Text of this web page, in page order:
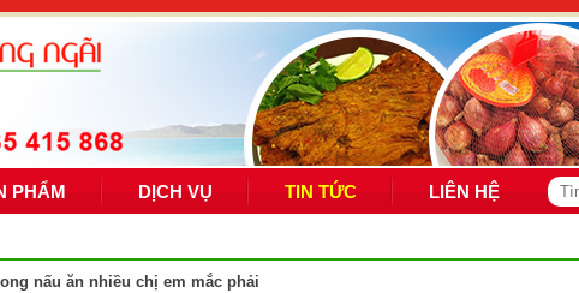
PHẨM DỊCH VỤ TIN TỨC LIÊN HỆ
nấu ăn nhiều chị em mắc phải